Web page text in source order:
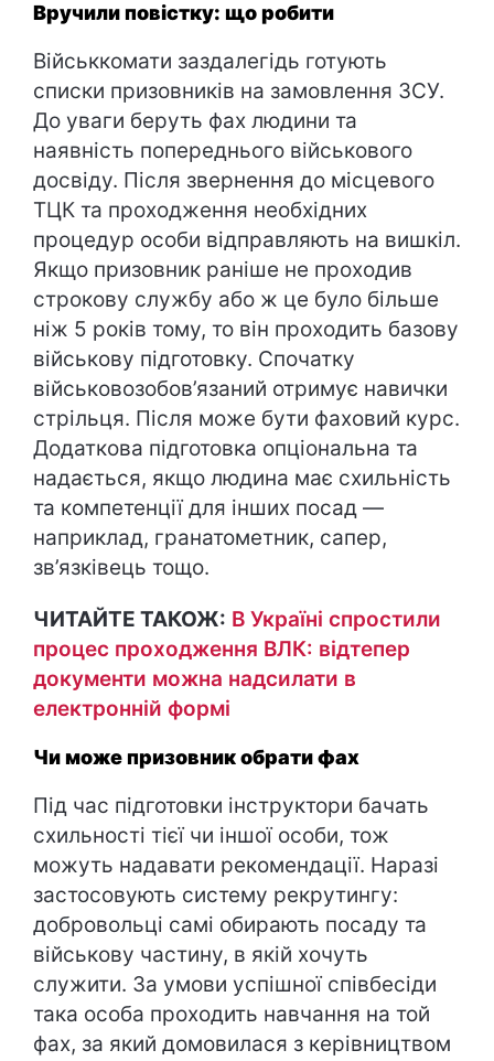
Вручили повістку: що робити
Військкомати заздалегідь готують
списки призовників на замовлення ЗСУ.
До уваги беруть фах людини та
наявність попереднього військового
досвіду. Після звернення до місцевого
ТЦК та проходження необхідних
процедур особи відправляють на вишкіл.
Якщо призовник раніше не проходив
строкову службу або ж це було більше
ніж 5 років тому, то він проходить базову
військову підготовку. Спочатку
військовозобов’язаний отримує навички
стрільця. Після може бути фаховий курс.
Додаткова підготовка опціональна та
надається, якщо людина має схильність
та компетенції для інших посад —
наприклад, гранатометник, сапер,
зв’язківець тощо.
ЧИТАЙТЕ ТАКОЖ: В Україні спростили
процес проходження ВЛК: відтепер
документи можна надсилати в
електронній формі
Чи може призовник обрати фах
Під час підготовки інструктори бачать
схильності тієї чи іншої особи, тож
можуть надавати рекомендації. Наразі
застосовують систему рекрутингу:
добровольці самі обирають посаду та
військову частину, в якій хочуть
служити. За умови успішної співбесіди
така особа проходить навчання на той
фах, за який домовилася з керівництвом